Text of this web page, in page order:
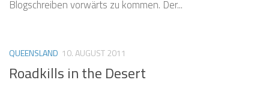
Blogschreiben vorwärts zu kommen. Der...
QUEENSLAND 10. AUGUST 2011
Roadkills in the Desert